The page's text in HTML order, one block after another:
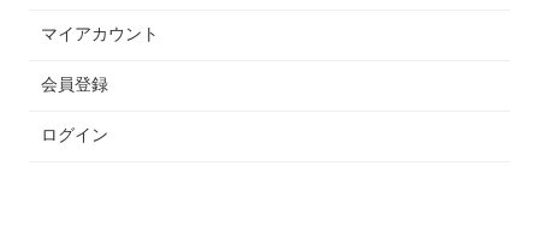
マイアカウント
会員登録
ログイン